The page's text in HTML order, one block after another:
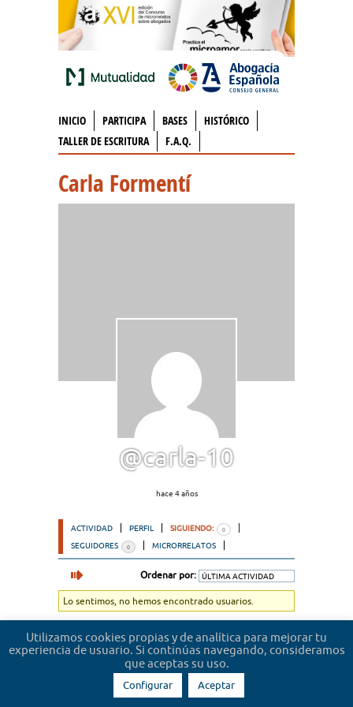
INICIO PARTICIPA BASES
HISTÓRICO
TALLER DE ESCRITURA
F.A.Q.
Carla Formentí
@carla-10
hace 4 años
ACTIVIDAD PERFIL SIGUIENDO: 0
SEGUIDORES 0 MICRORRELATOS
Ordenar por:
Lo sentimos, no hemos encontrado usuarios.
Utilizamos cookies propias y de analítica para mejorar tu
experiencia de usuario. Si continúas navegando, consideramos
que aceptas su uso.
Configurar Aceptar